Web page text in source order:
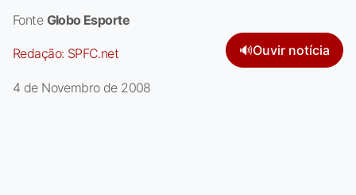
Fonte Globo Esporte
Redação: SPFC.net 🔊Ouvir notícia
4 de Novembro de 2008